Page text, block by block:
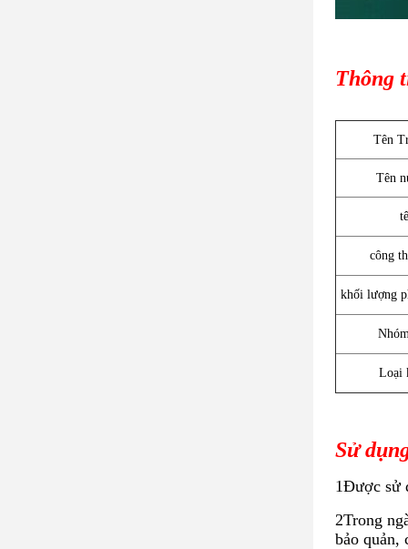
Thông
Tên
Tên
công
khối lượng
Loại
Sử
1Được sử
2Trong
bảo quản,